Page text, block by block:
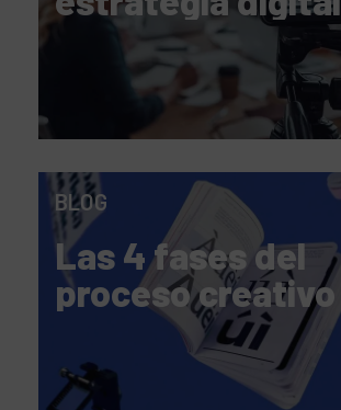
BLOG
Las 4 fases del
proceso creativo